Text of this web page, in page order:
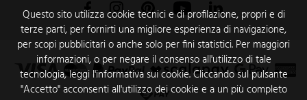
Questo sito utilizza cookie tecnici e di profilazione, propri e di
terze parti, per fornirti una migliore esperienza di navigazione,
per scopi pubblicitari o anche solo per fini statistici. Per maggiori
informazioni, o per negare il consenso all'utilizzo di tale
tecnologia, leggi l'informativa sui cookie. Cliccando sul pulsante
"Accetto" acconsenti all'utilizzo dei cookie e a un più completo
FacebookInstagramPinterest YouTube